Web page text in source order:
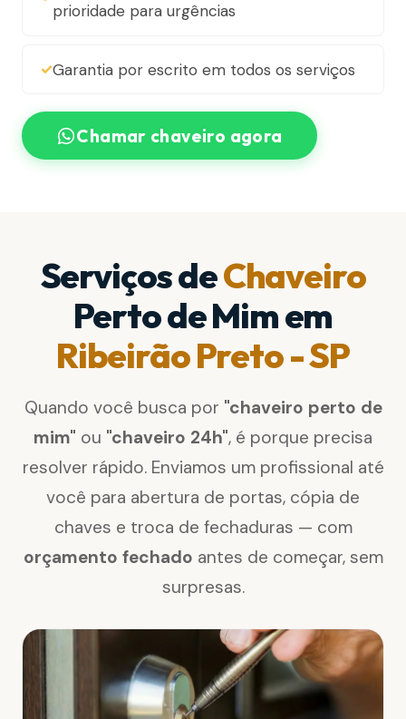
prioridade para urgências
Garantia por escrito em todos os serviços
Chamar chaveiro agora
Serviços deChaveiro
Perto de Mim em
Ribeirão Preto - SP
Quando você busca por "chaveiro perto de
mim" ou "chaveiro 24h", é porque precisa
resolver rápido. Enviamos um profissional até
você para abertura de portas, cópia de
chaves e troca de fechaduras — com
orçamento fechado antes de começar, sem
surpresas.